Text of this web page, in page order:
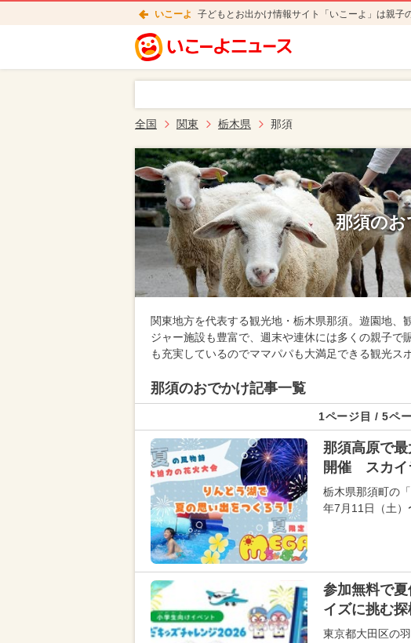
いこーよ 子どもとお出かけ情報サイト「いこーよ」は親子
全国 関東 栃木県 那須
那須のお
関東地方を代表する観光地・栃木県那須。遊園地、
ジャー施設も豊富で、週末や連休には多くの親子で
も充実しているのでママパパも大満足できる観光ス
那須のおでかけ記事一覧
1ページ目 / 5ペ
那須高原で最
開催 スカイ
栃木県那須町の
年7月11日（土
参加無料で
イズに挑む
東京都大田区の